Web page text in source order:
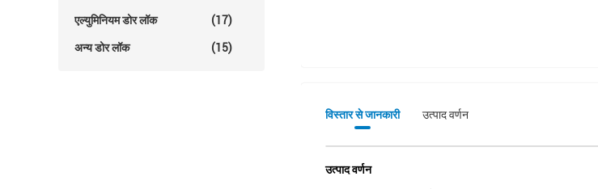
एल्युमिनियम डोर लॉक (17)
अन्य डोर लॉक (15)
विस्तार से जानकारी उत्पाद वर्णन
उत्पाद वर्णन